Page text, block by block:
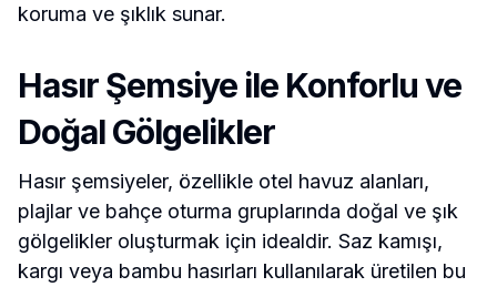
koruma ve şıklık sunar.
Hasır Şemsiye ile Konforlu ve
Doğal Gölgelikler
Hasır şemsiyeler, özellikle otel havuz alanları,
plajlar ve bahçe oturma gruplarında doğal ve şık
gölgelikler oluşturmak için idealdir. Saz kamışı,
kargı veya bambu hasırları kullanılarak üretilen bu